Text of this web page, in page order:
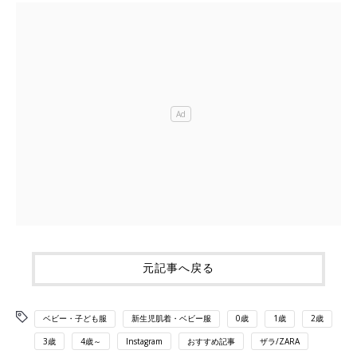
元記事へ戻る
ベビー・子ども服 新生児肌着・ベビー服 0歳 1歳 2歳
3歳 4歳～ Instagram おすすめ記事 ザラ/ZARA